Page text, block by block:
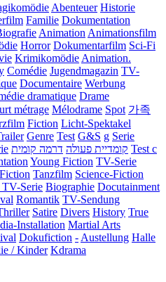
Abenteuer Historie
Familie Dokumentation
Animation Animationsfilm
Horror Dokumentarfilm Sci-Fi
Krimikomödie Animation.
Comédie Jugendmagazin TV-
Documentaire Werbung
dramatique Drame
métrage Mélodrame Spot 가족
Fiction Licht-Spektakel
Genre Test G&S g Serie
קומדיית פעולה דרמה קומית
Test c
Young Fiction TV-Serie
Tanzfilm Science-Fiction
TV-Serie Biographie Docutainment
Romantik TV-Sendung
Satire Divers History True
Installation Martial Arts
Dokufiction - Austellung Halle
/ Kinder Kdrama